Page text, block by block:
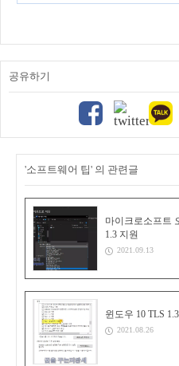
공유하기
'소프트웨어 팁' 의 관련글
마이크로소프트
1.3 지원
2021.09.13
윈도우 10 TLS
2021.08.26